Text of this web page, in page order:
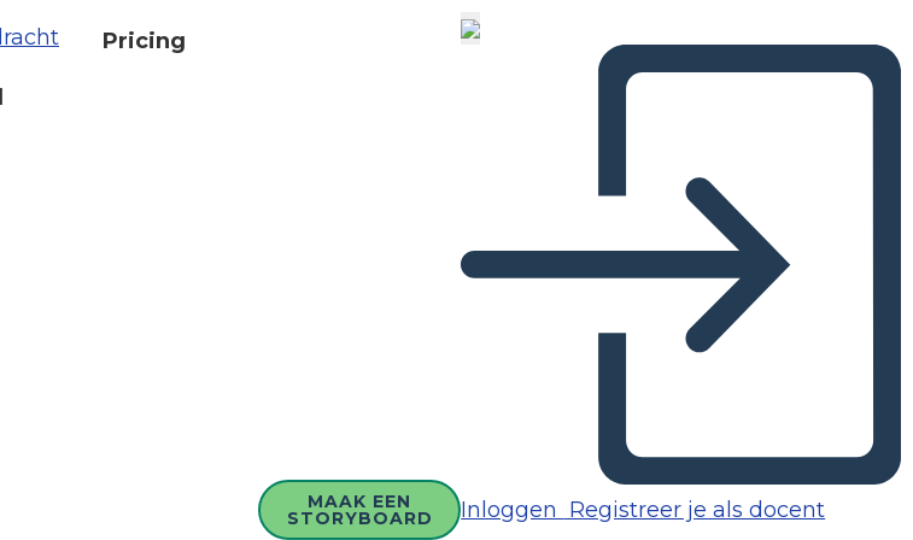
Pricing
MAAK EEN
STORYBOARD Inloggen Registreer je als docent